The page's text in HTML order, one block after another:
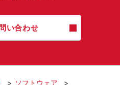
い合わせ
ソフトウェア